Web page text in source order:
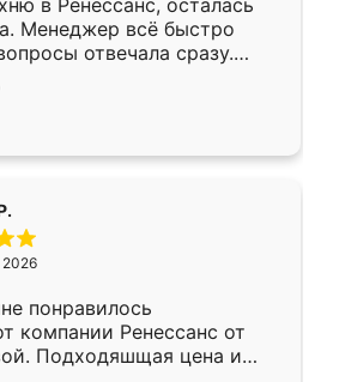
в Ренессанс, осталась
Менеджер всё быстро
отвечала сразу.
в субботу, подошёл к
Собрали
работали аккуратно, даже
2026
понравилось
компании Ренессанс от
Подходяшщая цена и